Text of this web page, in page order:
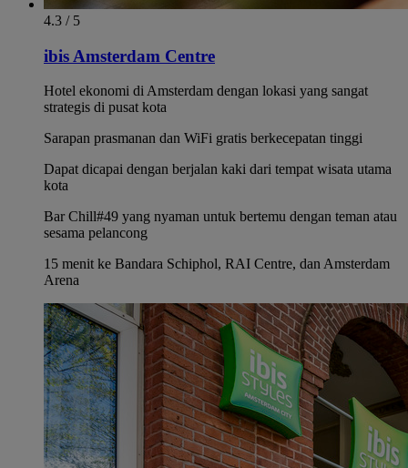
4.3 / 5
ibis Amsterdam Centre
Hotel ekonomi di Amsterdam dengan lokasi yang sangat
strategis di pusat kota
Sarapan prasmanan dan WiFi gratis berkecepatan tinggi
Dapat dicapai dengan berjalan kaki dari tempat wisata utama
kota
Bar Chill#49 yang nyaman untuk bertemu dengan teman atau
sesama pelancong
15 menit ke Bandara Schiphol, RAI Centre, dan Amsterdam
Arena